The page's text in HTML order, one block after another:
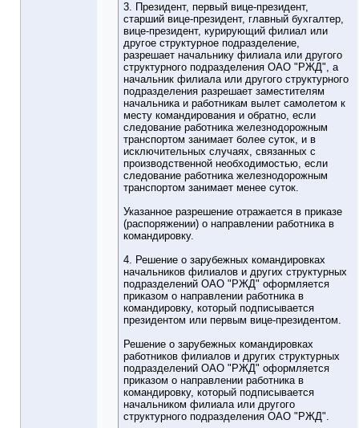
3. Президент, первый вице-президент,
старший вице-президент, главный бухгалтер,
вице-президент, курирующий филиал или
другое структурное подразделение,
разрешает начальнику филиала или другого
структурного подразделения ОАО "РЖД", а
начальник филиала или другого структурного
подразделения разрешает заместителям
начальника и работникам вылет самолетом к
месту командирования и обратно, если
следование работника железнодорожным
транспортом занимает более суток, и в
исключительных случаях, связанных с
производственной необходимостью, если
следование работника железнодорожным
транспортом занимает менее суток.
Указанное разрешение отражается в приказе
(распоряжении) о направлении работника в
командировку.
4. Решение о зарубежных командировках
начальников филиалов и других структурных
подразделений ОАО "РЖД" оформляется
приказом о направлении работника в
командировку, который подписывается
президентом или первым вице-президентом.
Решение о зарубежных командировках
работников филиалов и других структурных
подразделений ОАО "РЖД" оформляется
приказом о направлении работника в
командировку, который подписывается
начальником филиала или другого
структурного подразделения ОАО "РЖД".